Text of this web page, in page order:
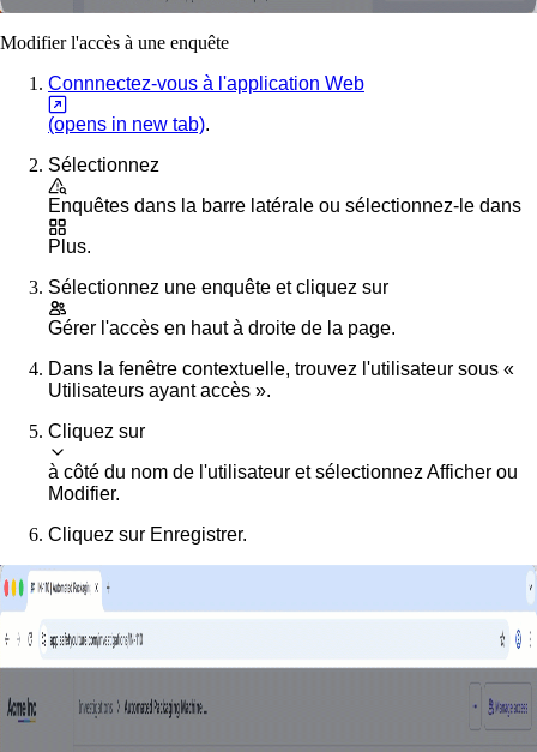
Modifier l'accès à une enquête
Connnectez-vous à l'application Web
(opens in new tab).
Sélectionnez
Enquêtes dans la barre latérale ou sélectionnez-le dans
Plus.
Sélectionnez une enquête et cliquez sur
Gérer l'accès en haut à droite de la page.
Dans la fenêtre contextuelle, trouvez l'utilisateur sous «
Utilisateurs ayant accès ».
Cliquez sur
à côté du nom de l'utilisateur et sélectionnez Afficher ou
Modifier.
Cliquez sur Enregistrer.